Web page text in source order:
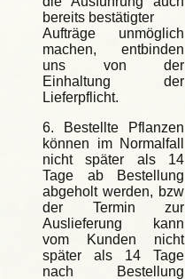
bereits bestätigter
Aufträge unmöglich
machen, entbinden
uns von der
Einhaltung der
Lieferpflicht.
6. Bestellte Pflanzen
können im Normalfall
nicht später als 14
Tage ab Bestellung
abgeholt werden, bzw
der Termin zur
Auslieferung kann
vom Kunden nicht
später als 14 Tage
nach Bestellung